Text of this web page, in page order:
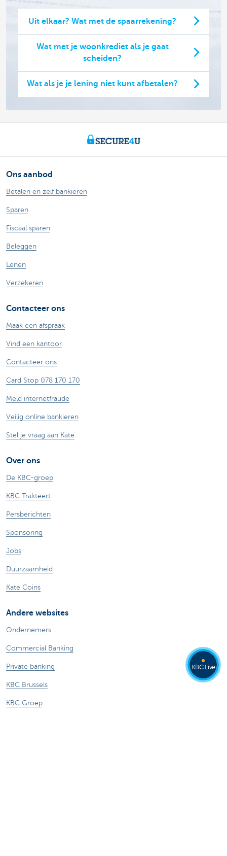
Uit elkaar? Wat met de spaarrekening?
Wat met je woonkrediet als je gaat
scheiden?
Wat als je je lening niet kunt afbetalen?
Ons aanbod
Betalen en zelf bankieren
Sparen
Fiscaal sparen
Beleggen
Lenen
Verzekeren
Contacteer ons
Maak een afspraak
Vind een kantoor
Contacteer ons
Card Stop 078 170 170
Meld internetfraude
Veilig online bankieren
Stel je vraag aan Kate
Over ons
De KBC-groep
KBC Trakteert
Persberichten
Sponsoring
Jobs
Duurzaamheid
Kate Coins
Andere websites
Ondernemers
Commercial Banking
Private banking
KBC Brussels
KBC Groep
KBC Live